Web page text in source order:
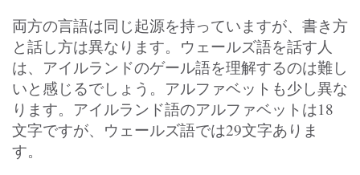
両方の言語は同じ起源を持っていますが、書き方
と話し方は異なります。ウェールズ語を話す人
は、アイルランドのゲール語を理解するのは難し
いと感じるでしょう。アルファベットも少し異な
ります。アイルランド語のアルファベットは18
文字ですが、ウェールズ語では29文字ありま
す。